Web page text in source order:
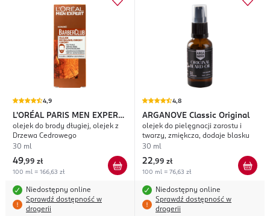
4,9
L'ORÉAL PARIS MEN EXPERT
Barber Club
olejek do brody długiej, olejek z
Drzewa Cedrowego
30 ml
49,99 zł
100 ml = 166,63 zł
Niedostępny online
Sprawdź dostępność w
drogerii
4,8
ARGANOVE Classic Original
olejek do pielęgnacji zarostu i
twarzy, zmiękcza, dodaje blasku
30 ml
22,99 zł
100 ml = 76,63 zł
Niedostępny online
Sprawdź dostępność w
drogerii